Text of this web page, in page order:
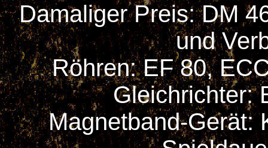
Damaliger Preis: DM
und
Röhren: EF 80,
Gleichrichter:
Magnetband-Gerät: